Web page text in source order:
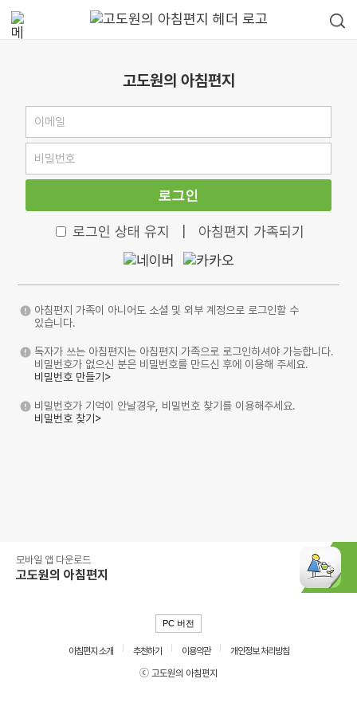
고도원의 아침편지
로그인
로그인 상태 유지 아침편지 가족되기
아침편지 가족이 아니어도 소셜 및 외부 계정으로 로그인할 수
있습니다.
독자가 쓰는 아침편지는 아침편지 가족으로 로그인하셔야 가능합니다.
비밀번호가 없으신 분은 비밀번호를 만드신 후에 이용해 주세요.
비밀번호 만들기>
비밀번호가 기억이 안날경우, 비밀번호 찾기를 이용해주세요.
비밀번호 찾기>
모바일 앱 다운로드
고도원의 아침편지
PC 버전
아침편지 소개 추천하기 이용약관
개인정보 처리방침
ⓒ 고도원의 아침편지